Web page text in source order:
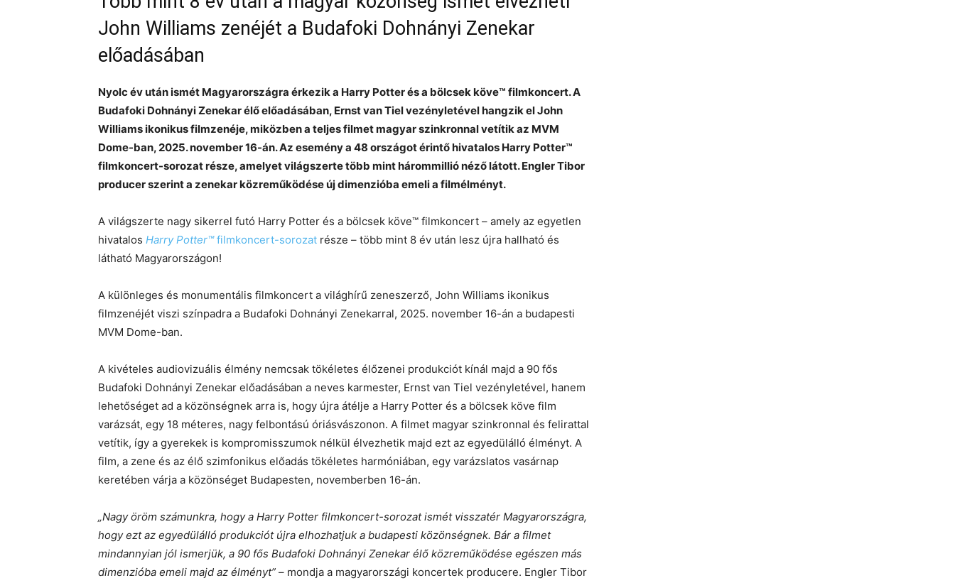
John Williams zenéjét a Budafoki Dohnányi Zenekar
előadásában
Nyolc év után ismét Magyarországra érkezik a Harry Potter és a bölcsek köve™ filmkoncert. A
Budafoki Dohnányi Zenekar élő előadásában, Ernst van Tiel vezényletével hangzik el John
Williams ikonikus filmzenéje, miközben a teljes filmet magyar szinkronnal vetítik az MVM
Dome-ban, 2025. november 16-án. Az esemény a 48 országot érintő hivatalos Harry Potter™
filmkoncert-sorozat része, amelyet világszerte több mint hárommillió néző látott. Engler Tibor
producer szerint a zenekar közreműködése új dimenzióba emeli a filmélményt.
A világszerte nagy sikerrel futó Harry Potter és a bölcsek köve™ filmkoncert – amely az egyetlen
hivatalos Harry Potter™filmkoncert-sorozat része – több mint 8 év után lesz újra hallható és
látható Magyarországon!
A különleges és monumentális filmkoncert a világhírű zeneszerző, John Williams ikonikus
filmzenéjét viszi színpadra a Budafoki Dohnányi Zenekarral, 2025. november 16-án a budapesti
MVM Dome-ban.
A kivételes audiovizuális élmény nemcsak tökéletes élőzenei produkciót kínál majd a 90 fős
Budafoki Dohnányi Zenekar előadásában a neves karmester, Ernst van Tiel vezényletével, hanem
lehetőséget ad a közönségnek arra is, hogy újra átélje a Harry Potter és a bölcsek köve film
varázsát, egy 18 méteres, nagy felbontású óriásvászonon. A filmet magyar szinkronnal és felirattal
vetítik, így a gyerekek is kompromisszumok nélkül élvezhetik majd ezt az egyedülálló élményt. A
film, a zene és az élő szimfonikus előadás tökéletes harmóniában, egy varázslatos vasárnap
keretében várja a közönséget Budapesten, novemberben 16-án.
„Nagy öröm számunkra, hogy a Harry Potter filmkoncert-sorozat ismét visszatér Magyarországra,
hogy ezt az egyedülálló produkciót újra elhozhatjuk a budapesti közönségnek. Bár a filmet
mindannyian jól ismerjük, a 90 fős Budafoki Dohnányi Zenekar élő közreműködése egészen más
dimenzióba emeli majd az élményt” – mondja a magyarországi koncertek producere. Engler Tibor